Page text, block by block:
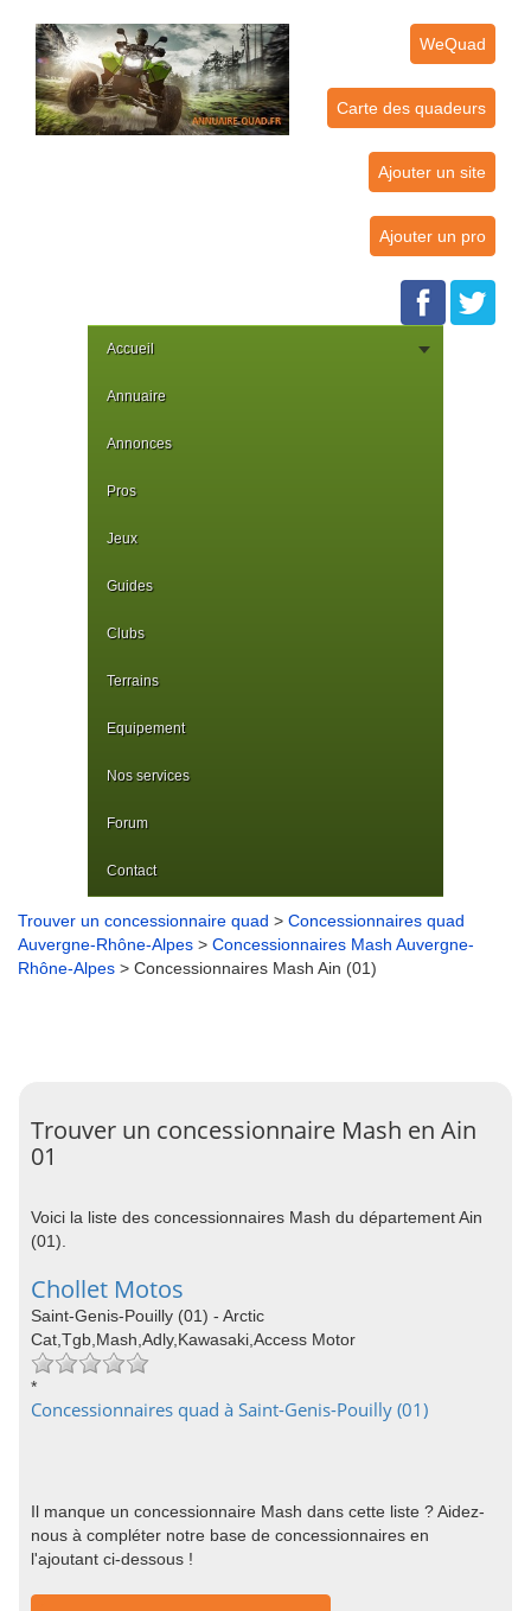
WeQuad
Carte des quadeurs
Ajouter un site
Ajouter un pro
Accueil
Annuaire
Annonces
Pros
Jeux
Guides
Clubs
Terrains
Equipement
Nos services
Forum
Contact
Trouver un concessionnaire quad > Concessionnaires quad
Auvergne-Rhône-Alpes > Concessionnaires Mash Auvergne-
Rhône-Alpes > Concessionnaires Mash Ain (01)
Trouver un concessionnaire Mash en Ain
01
Voici la liste des concessionnaires Mash du département Ain
(01).
Chollet Motos
Saint-Genis-Pouilly (01) - Arctic
Cat,Tgb,Mash,Adly,Kawasaki,Access Motor
*
Concessionnaires quad à Saint-Genis-Pouilly (01)
Il manque un concessionnaire Mash dans cette liste ? Aidez-
nous à compléter notre base de concessionnaires en
l'ajoutant ci-dessous !